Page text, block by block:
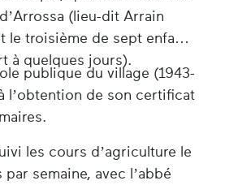
(lieu-dit Arrain
le troisième de sept enfants
à quelques jours).
publique du village (1943-
l’obtention de son certificat
les cours d’agriculture le
semaine, avec l’abbé